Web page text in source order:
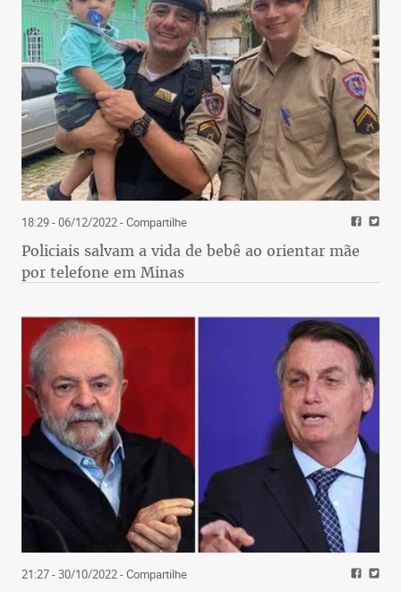
18:29 - 06/12/2022- Compartilhe
Policiais salvam a vida de bebê ao orientar mãe
por telefone em Minas
21:27 - 30/10/2022- Compartilhe